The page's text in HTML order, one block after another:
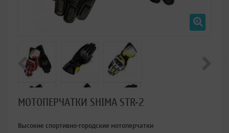
МОТОПЕРЧАТКИ SHIMA STR-2
Высокие спортивно-городские мотоперчатки